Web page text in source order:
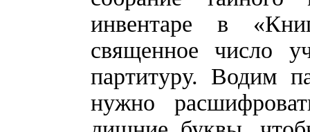
инвентаре в
священное число
партитуру. Водим
нужно